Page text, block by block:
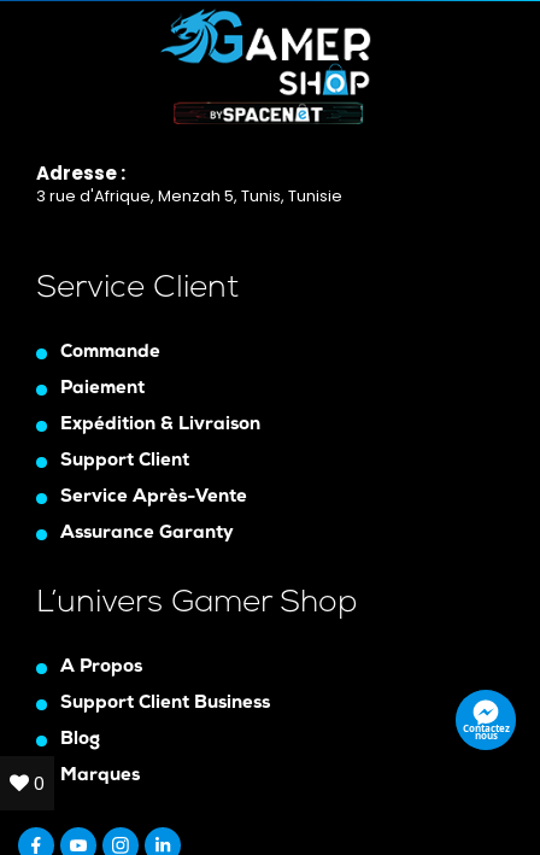
Adresse :
3 rue d'Afrique, Menzah 5, Tunis, Tunisie
Service Client
Commande
Paiement
Expédition & Livraison
Support Client
Service Après-Vente
Assurance Garanty
L’univers Gamer Shop
A Propos
Support Client Business
Blog
Marques
Contactez
nous
0
0